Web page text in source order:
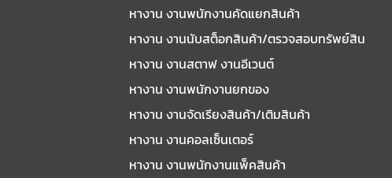
หางาน งานพนักงานคัดแยกสินค้า
หางาน งานนับสต็อกสินค้า/ตรวจสอบทรัพย์สิน
หางาน งานสตาฟ งานอีเวนต์
หางาน งานพนักงานยกของ
หางาน งานจัดเรียงสินค้า/เติมสินค้า
หางาน งานคอลเซ็นเตอร์
หางาน งานพนักงานแพ็คสินค้า